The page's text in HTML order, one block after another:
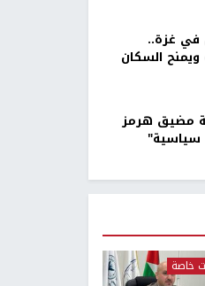
في غزة..
ويمنح السكان
مضيق هرمز
سياسية"
خاصة